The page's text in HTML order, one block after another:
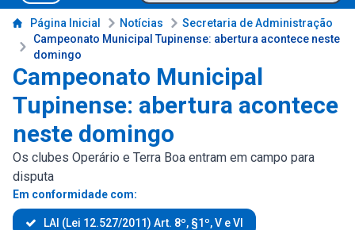
Menu Bar
Conteúdo da Prefeitura de Boa Vista do Tupim-BA
Página Inicial Notícias
Secretaria de Administração
Campeonato Municipal Tupinense: abertura acontece neste
domingo
Campeonato Municipal
Tupinense: abertura acontece
neste domingo
Os clubes Operário e Terra Boa entram em campo para
disputa
Em conformidade com:
LAI (Lei 12.527/2011) Art. 8º, §1º, V e VI